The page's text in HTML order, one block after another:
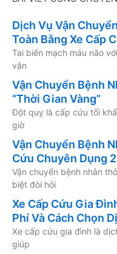
Dịch Vụ Vận
Toàn Bằng Xe Cấp
Tai biến mạch máu não
vận
Vận Chuyển Bệnh
“Thời Gian Vàng”
Đột quỵ là cấp cứu tối
giờ
Vận Chuyển Bệnh
Cứu Chuyên Dụng
Vận chuyển bệnh nhân
biệt đòi hỏi
Xe Cấp Cứu Gia
Phí Và Cách Chọn
Xe cấp cứu gia đình là
giúp